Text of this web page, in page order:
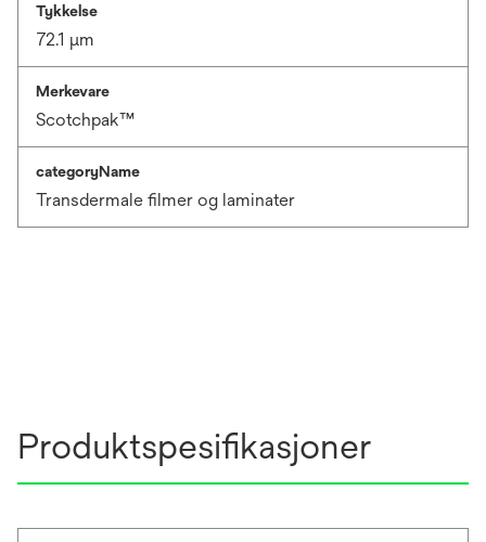
Tykkelse
72.1 μm
Merkevare
Scotchpak™
categoryName
Transdermale filmer og laminater
Produktspesifikasjoner